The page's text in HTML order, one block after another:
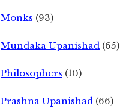
Monks (93)
Mundaka Upanishad (65)
Philosophers (10)
Prashna Upanishad (66)